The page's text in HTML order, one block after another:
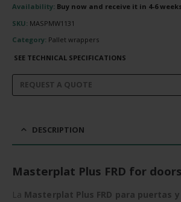
Availability: Buy now and receive it in 4-6 weeks
SKU: MASPMW1131
Category: Pallet wrappers
SEE TECHNICAL SPECIFICATIONS
DESCRIPTION
Masterplat Plus FRD for
La Masterplat Plus FRD para puertas